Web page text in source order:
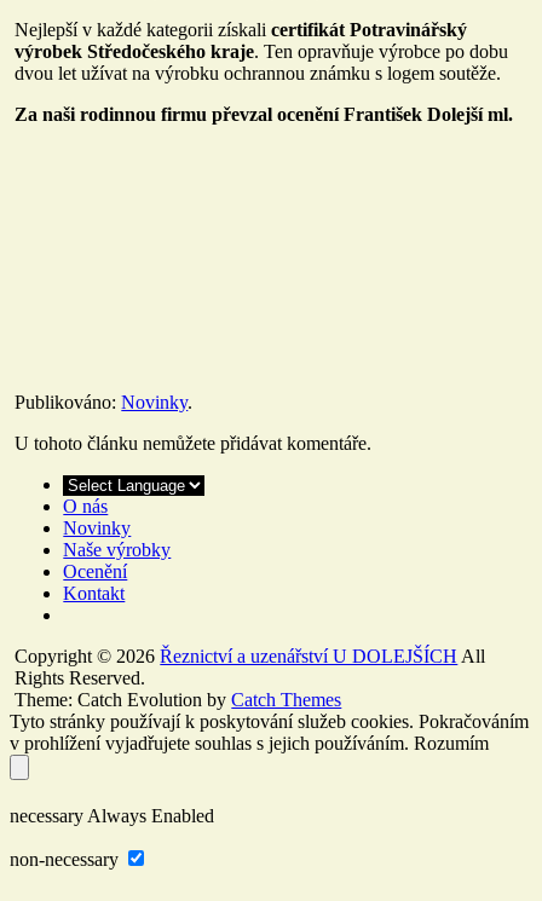
Nejlepší v každé kategorii získalicertifikát Potravinářský
výrobek Středočeského kraje. Ten opravňuje výrobce po dobu
dvou let užívat na výrobku ochrannou známku s logem soutěže.
Za naši rodinnou firmu převzal ocenění František Dolejší ml.
Publikováno:Novinky.
U tohoto článku nemůžete přidávat komentáře.
O nás
Novinky
Naše výrobky
Ocenění
Kontakt
Copyright © 2026Řeznictví a uzenářství U DOLEJŠÍCH All
Rights Reserved.
Theme: Catch Evolution byCatch Themes
Tyto stránky používají k poskytování služeb cookies. Pokračováním
v prohlížení vyjadřujete souhlas s jejich používáním. Rozumím
necessary Always Enabled
non-necessary